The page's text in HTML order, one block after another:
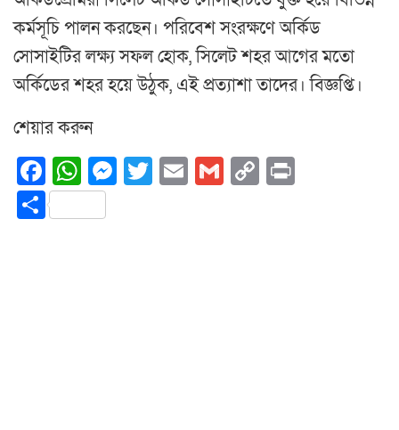
কর্মসূচি পালন করছেন। পরিবেশ সংরক্ষণে অর্কিড
সোসাইটির লক্ষ্য সফল হোক, সিলেট শহর আগের মতো
অর্কিডের শহর হয়ে উঠুক, এই প্রত্যাশা তাদের। বিজ্ঞপ্তি।
শেয়ার করুন
Facebook
WhatsApp
Messenger
Twitter
EmailGmail
Copy
Share